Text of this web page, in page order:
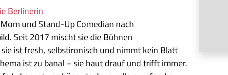
Berlinerin
und Stand-Up Comedian nach
Seit 2017 mischt sie die Bühnen
ist fresh, selbstironisch und nimmt kein Blatt
ist zu banal – sie haut drauf und trifft immer.